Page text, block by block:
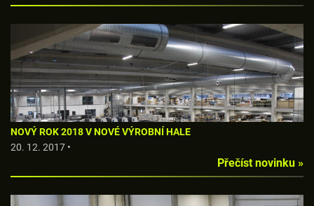
NOVÝ ROK 2018 V NOVÉ VÝROBNÍ HALE
20. 12. 2017 •
Přečíst novinku »